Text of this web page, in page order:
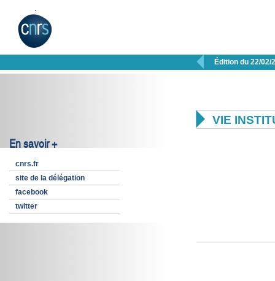
 Édition du 22/02/
En savoir +
cnrs.fr
site de la délégation
facebook
twitter
 VIE